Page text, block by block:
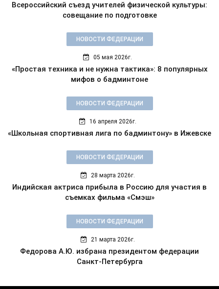
Всероссийский съезд учителей физической культуры:
совещание по подготовке
НОВОСТИ ФЕДЕРАЦИИ
05 мая 2026г.
«Простая техника и не нужна тактика»: 8 популярных
мифов о бадминтоне
НОВОСТИ ФЕДЕРАЦИИ
16 апреля 2026г.
«Школьная спортивная лига по бадминтону» в Ижевске
НОВОСТИ ФЕДЕРАЦИИ
28 марта 2026г.
Индийская актриса прибыла в Россию для участия в
съемках фильма «Смэш»
НОВОСТИ ФЕДЕРАЦИИ
21 марта 2026г.
Федорова А.Ю. избрана президентом федерации
Санкт-Петербурга